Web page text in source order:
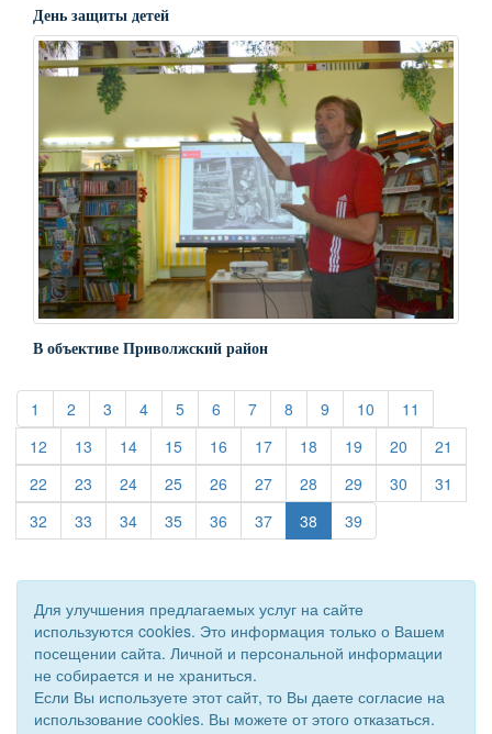
День защиты детей
В объективе Приволжский район
1 (current)
2 (current)
3 (current)
4(current)
5(current)
6 (current)
7(current)
8 (current)
9 (current)
10 (current)
11
12 (current)
13 (current)
14(current)
15(current)
16 (current)
17(current)
18 (current)
19 (current)
20 (current)
21
22 (current)
23 (current)
24(current)
25(current)
26 (current)
27(current)
28 (current)
29 (current)
30 (current)
31
32 (current)
33 (current)
34(current)
35(current)
36 (current)
37(current)
38 39
Для улучшения предлагаемых услуг на сайте
используются cookies. Это информация только о Вашем
посещении сайта. Личной и персональной информации
не собирается и не храниться.
Если Вы используете этот сайт, то Вы даете согласие на
использование cookies. Вы можете от этого отказаться.